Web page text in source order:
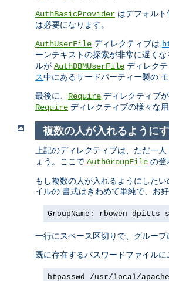
AuthBasicProvider はデフォルト
は必要になります。
AuthUserFile ディレクティブは
ーンテキストの探索が非常に遅く
ルが AuthDBMUserFile ディレク
ス中にあるサードパーティー製の
最後に、 Require ディレクティブ
Require ディレクティブの様々な
複数の人が入れるように
上記のディレクティブは、ただ一
ょう。ここで AuthGroupFile の登
もし複数の人が入れるようにした
イルの 書式はきわめて単純で、お
GroupName: rbowen dpitts
一行にスペース区切りで、グルー
既に存在するパスワードファイル
htpasswd /usr/local/